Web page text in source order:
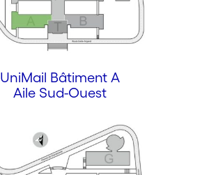
UniMail Bâtiment A
Aile Sud-Ouest